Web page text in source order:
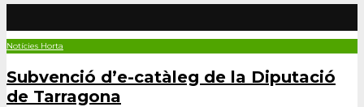
Notícies Horta
Subvenció d’e-catàleg de la Diputació
de Tarragona